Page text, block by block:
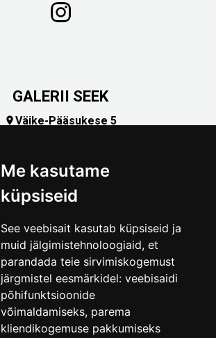
Me kasutame
küpsiseid
See veebisait kasutab küpsiseid ja
muid jälgimistehnoloogiaid, et
parandada teie sirvimiskogemust
järgmistel eesmärkidel: veebisaidi
põhifunktsioonide
võimaldamiseks, parema
kliendikogemuse pakkumiseks
GALERII SEEK
Väike-Pääsukese 5
Tallinna Linnamuuseum